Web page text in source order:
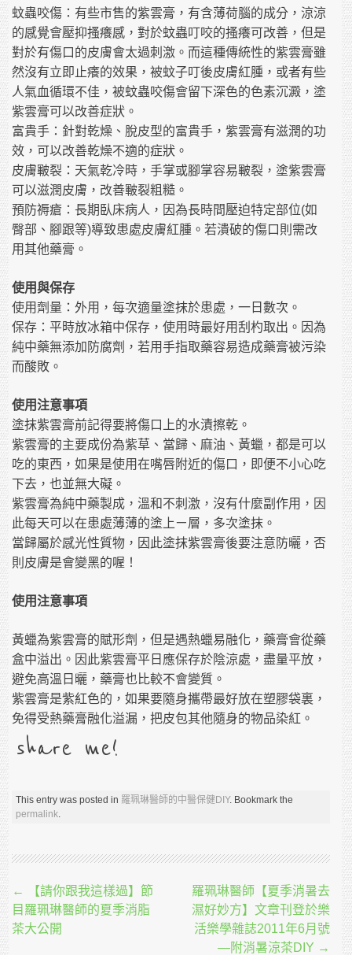
蚊蟲咬傷：有些市售的紫雲膏，有含薄荷腦的成分，涼涼
的感覺會壓抑搔癢感，對於蚊蟲叮咬的搔癢可改善，但是
對於有傷口的皮膚會太過刺激。而這種傳統性的紫雲膏雖
然沒有立即止癢的效果，被蚊子叮後皮膚紅腫，或者有些
人氣血循環不佳，被蚊蟲咬傷會留下深色的色素沉澱，塗
紫雲膏可以改善症狀。
富貴手：針對乾燥、脫皮型的富貴手，紫雲膏有滋潤的功
效，可以改善乾燥不適的症狀。
皮膚皸裂：天氣乾冷時，手掌或腳掌容易皸裂，塗紫雲膏
可以滋潤皮膚，改善皸裂粗糙。
預防褥瘡：長期臥床病人，因為長時間壓迫特定部位(如
臀部、腳跟等)導致患處皮膚紅腫 。若潰破的傷口則需改
用其他藥膏。
使用與保存
使用劑量：外用，每次適量塗抹於患處，一日數次。
保存：平時放冰箱中保存，使用時最好用刮杓取出。因為
純中藥無添加防腐劑，若用手指取藥容易造成藥膏被污染
而酸敗。
使用注意事項
塗抹紫雲膏前記得要將傷口上的水漬擦乾。
紫雲膏的主要成份為紫草、當歸、麻油、黃蠟，都是可以
吃的東西，如果是使用在嘴唇附近的傷口，即便不小心吃
下去，也並無大礙。
紫雲膏為純中藥製成，溫和不刺激，沒有什麼副作用，因
此每天可以在患處薄薄的塗上ㄧ層，多次塗抹。
當歸屬於感光性質物，因此塗抹紫雲膏後要注意防曬，否
則皮膚是會變黑的喔！
使用注意事項
黃蠟為紫雲膏的賦形劑，但是遇熱蠟易融化，藥膏會從藥
盒中溢出。因此紫雲膏平日應保存於陰涼處，盡量平放，
避免高溫日曬，藥膏也比較不會變質。
紫雲膏是紫紅色的，如果要隨身攜帶最好放在塑膠袋裏，
免得受熱藥膏融化溢漏，把皮包其他隨身的物品染紅。
share me!
This entry was posted in 羅珮琳醫師的中醫保健DIY. Bookmark the
permalink.
Post navigation
←
【請你跟我這樣過】節
目羅珮琳醫師的夏季消脂
茶大公開
羅珮琳醫師【夏季消暑去
濕好妙方】文章刊登於樂
活樂學雜誌2011年6月號
—附消暑涼茶DIY →